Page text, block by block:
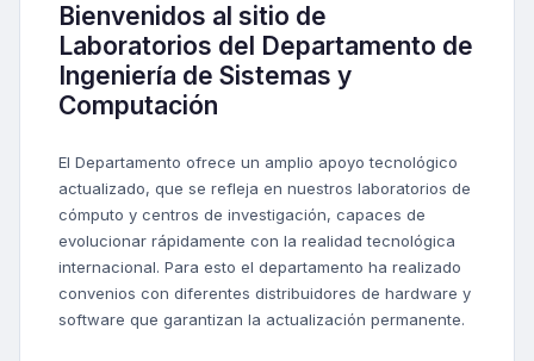
Bienvenidos al sitio de
Laboratorios del Departamento de
Ingeniería de Sistemas y
Computación
El Departamento ofrece un amplio apoyo tecnológico
actualizado, que se refleja en nuestros laboratorios de
cómputo y centros de investigación, capaces de
evolucionar rápidamente con la realidad tecnológica
internacional. Para esto el departamento ha realizado
convenios con diferentes distribuidores de hardware y
software que garantizan la actualización permanente.